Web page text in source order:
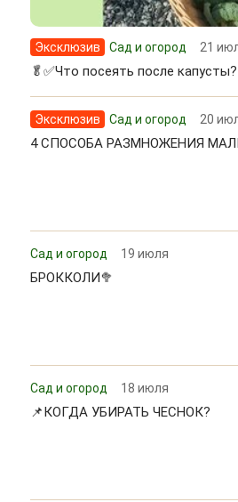
Эксклюзив Сад и огород 21
🥬✅Что посеять после капусты?
Эксклюзив Сад и огород 20
4 СПОСОБА РАЗМНОЖЕНИЯ
Сад и огород 19 июля
БРОККОЛИ🥦
Сад и огород 18 июля
📌КОГДА УБИРАТЬ ЧЕСНОК?